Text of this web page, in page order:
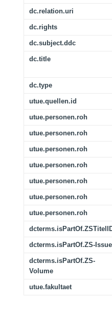
dc.relation.uri
dc.rights
dc.subject.ddc
dc.title
dc.type
utue.quellen.id
utue.personen.roh
utue.personen.roh
utue.personen.roh
utue.personen.roh
utue.personen.roh
utue.personen.roh
utue.personen.roh
dcterms.isPartOf.ZS-Issue
dcterms.isPartOf.ZS-
Volume
utue.fakultaet